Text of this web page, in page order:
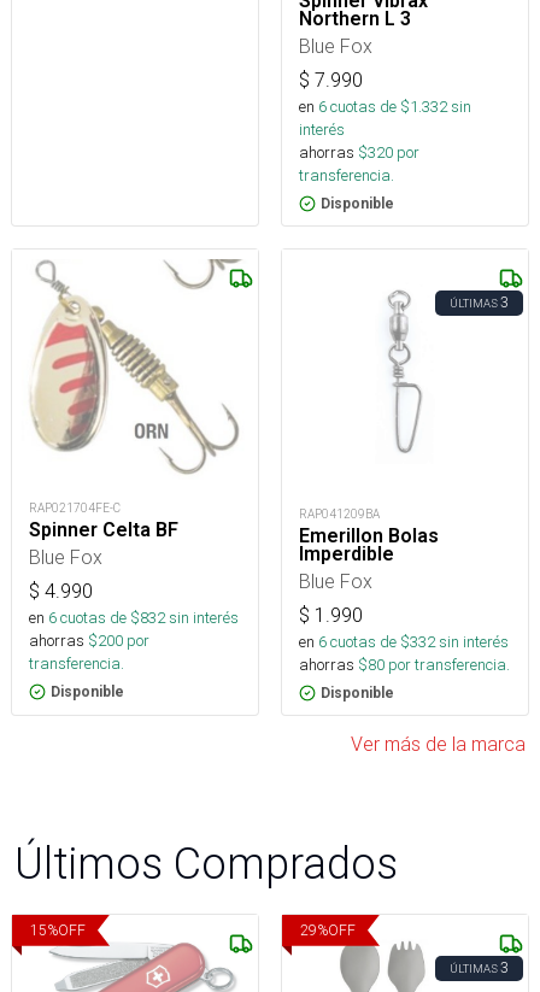
Northern L 3
Blue Fox
$ 7.990
en 6cuotas de $1.332sin
interés
ahorras $320 por
transferencia.
Disponible
RAP021704FE-C
Spinner Celta BF
Blue Fox
$ 4.990
en 6cuotas de $832sin interés
ahorras $200 por
transferencia.
Disponible
ÚLTIMAS3
RAP041209BA
Emerillon Bolas
Imperdible
Blue Fox
$ 1.990
en 6cuotas de $332sin interés
ahorras $80 por transferencia.
Disponible
Ver más de la marca
Últimos Comprados
15%OFF 29%OFF
ÚLTIMAS3